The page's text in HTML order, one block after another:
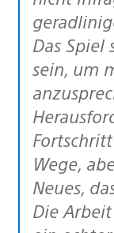
Das
sein, um
Wege,
Neues,
Die